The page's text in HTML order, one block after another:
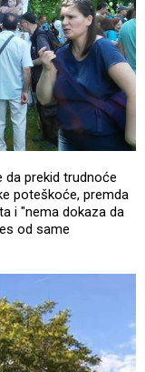
da prekid trudnoće
poteškoće, premda
i "nema dokaza da
od same